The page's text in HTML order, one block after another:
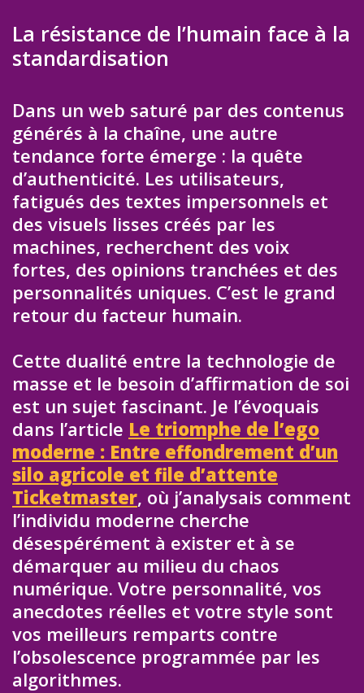
La résistance de l’humain face à la
standardisation
Dans un web saturé par des contenus
générés à la chaîne, une autre
tendance forte émerge : la quête
d’authenticité. Les utilisateurs,
fatigués des textes impersonnels et
des visuels lisses créés par les
machines, recherchent des voix
fortes, des opinions tranchées et des
personnalités uniques. C’est le grand
retour du facteur humain.
Cette dualité entre la technologie de
masse et le besoin d’affirmation de soi
est un sujet fascinant. Je l’évoquais
dans l’article Le triomphe de l’ego
moderne : Entre effondrement d’un
silo agricole et file d’attente
Ticketmaster, où j’analysais comment
l’individu moderne cherche
désespérément à exister et à se
démarquer au milieu du chaos
numérique. Votre personnalité, vos
anecdotes réelles et votre style sont
vos meilleurs remparts contre
l’obsolescence programmée par les
algorithmes.